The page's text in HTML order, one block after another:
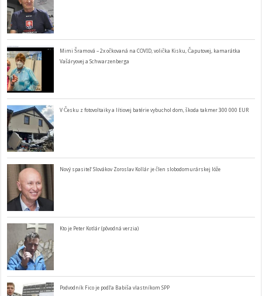
Mimi Šramová – 2x očkovaná na COVID, volička Kisku, Čaputovej, kamarátka
Vašáryovej a Schwarzenberga
V Česku z fotovoltaiky a lítiovej batérie vybuchol dom, škoda takmer 300 000 EUR
Nový spasiteľ Slovákov Zoroslav Kollár je člen slobodomurárskej lóže
Kto je Peter Kotlár (pôvodná verzia)
Podvodník Fico je podľa Babiša vlastníkom SPP